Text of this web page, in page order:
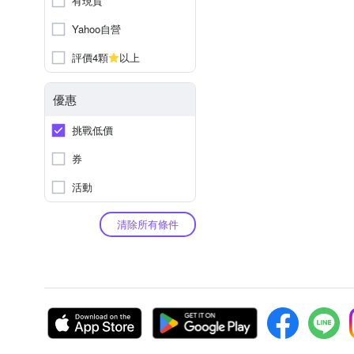
Yahoo自營
評價4顆
以上
優惠
挑戰低價
券
活動
清除所有條件